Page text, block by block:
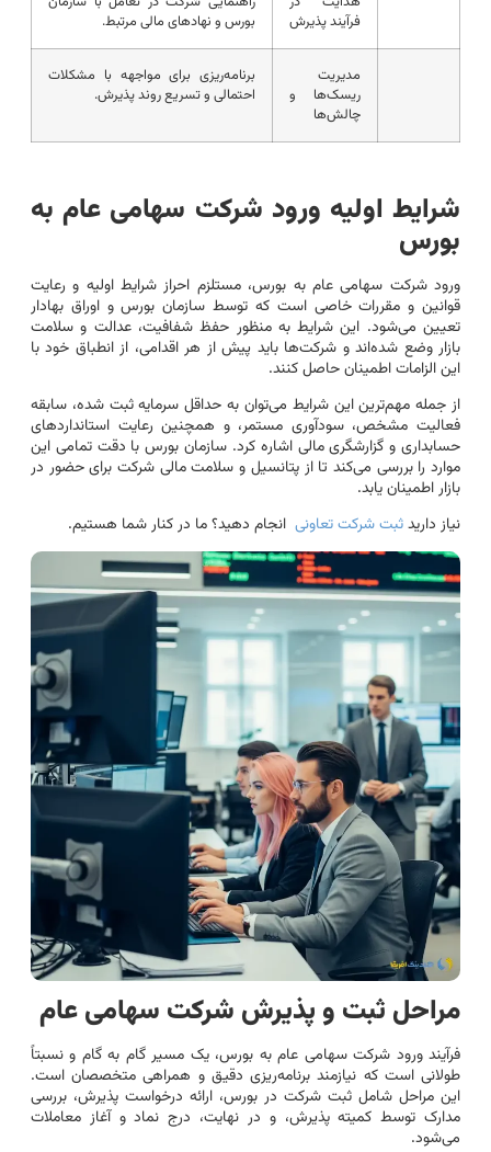
فرآیند پذیرش
بورس و نهادهای مالی مرتبط.
مدیریت
ریسک‌ها و
چالش‌ها
برنامه‌ریزی برای مواجهه با مشکلات
احتمالی و تسریع روند پذیرش.
شرایط اولیه ورود شرکت سهامی عام به
بورس
ورود شرکت سهامی عام به بورس، مستلزم احراز شرایط اولیه و رعایت
قوانین و مقررات خاصی است که توسط سازمان بورس و اوراق بهادار
تعیین می‌شود. این شرایط به منظور حفظ شفافیت، عدالت و سلامت
بازار وضع شده‌اند و شرکت‌ها باید پیش از هر اقدامی، از انطباق خود با
این الزامات اطمینان حاصل کنند.
از جمله مهم‌ترین این شرایط می‌توان به حداقل سرمایه ثبت شده، سابقه
فعالیت مشخص، سودآوری مستمر، و همچنین رعایت استانداردهای
حسابداری و گزارشگری مالی اشاره کرد. سازمان بورس با دقت تمامی این
موارد را بررسی می‌کند تا از پتانسیل و سلامت مالی شرکت برای حضور در
بازار اطمینان یابد.
نیاز داریدثبت شرکت تعاونی انجام دهید؟ ما در کنار شما هستیم.
مراحل ثبت و پذیرش شرکت سهامی عام
فرآیند ورود شرکت سهامی عام به بورس، یک مسیر گام به گام و نسبتاً
طولانی است که نیازمند برنامه‌ریزی دقیق و همراهی متخصصان است.
این مراحل شامل ثبت شرکت در بورس، ارائه درخواست پذیرش، بررسی
مدارک توسط کمیته پذیرش، و در نهایت، درج نماد و آغاز معاملات
می‌شود.